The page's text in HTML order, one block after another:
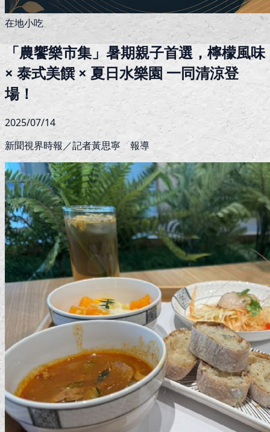
在地小吃
「農饗樂市集」暑期親子首選，檸檬風味
× 泰式美饌 × 夏日水樂園 一同清涼登
場！
2025/07/14
新聞視界時報／記者黃思寧 報導